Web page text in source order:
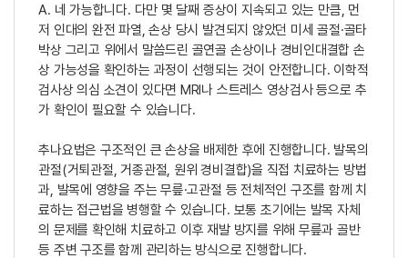
A. 네 가능합니다. 다만 몇 달째 증상이 지속되고 있는 만큼, 먼
저 인대의 완전 파열, 손상 당시 발견되지 않았던 미세 골절·골타
박상 그리고 위에서 말씀드린 골연골 손상이나 경비인대결합 손
상 가능성을 확인하는 과정이 선행되는 것이 안전합니다. 이학적
검사상 의심 소견이 있다면 MRI나 스트레스 영상검사 등으로 추
가 확인이 필요할 수 있습니다.
추나요법은 구조적인 큰 손상을 배제한 후에 진행합니다. 발목의
관절(거퇴관절, 거종관절, 원위 경비결합)을 직접 치료하는 방법
과, 발목에 영향을 주는 무릎·고관절 등 전체적인 구조를 함께 치
료하는 접근법을 병행할 수 있습니다. 보통 초기에는 발목 자체
의 문제를 확인해 치료하고 이후 재발 방지를 위해 무릎과 골반
등 주변 구조를 함께 관리하는 방식으로 진행합니다.